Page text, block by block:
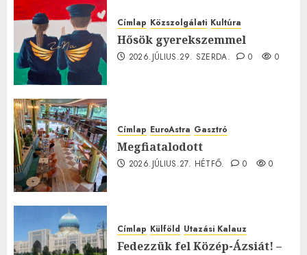
Címlap Közszolgálati Kultúra
Hősök gyerekszemmel
2026.JÚLIUS.29. SZERDA. 0 0
Címlap EuroAstra Gasztró
Megfiatalodott
2026.JÚLIUS.27. HÉTFŐ. 0 0
Címlap Külföld Utazási Kalauz
Fedezzük fel Közép-Ázsiát! –